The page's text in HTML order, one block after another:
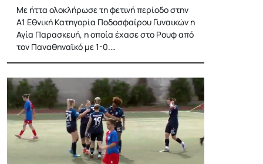
Με ήττα ολοκλήρωσε τη φετινή περίοδο στην
Α1 Εθνική Κατηγορία Ποδοσφαίρου Γυναικών η
Αγία Παρασκευή, η οποία έχασε στο Ρουφ από
τον Παναθηναϊκό με 1-0.…